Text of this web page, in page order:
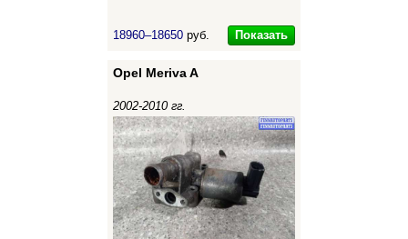
18960–18650 руб. Показать
Opel Meriva A
2002-2010 гг.